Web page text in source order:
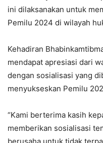
ini dilaksanakan untuk
Pemilu 2024 di wilayah
Kehadiran
mendapat apresiasi dari
dengan sosialisasi yang
menyukseskan Pemilu
“Kami berterima kasih
memberikan sosialisasi
berusaha untuk tidak